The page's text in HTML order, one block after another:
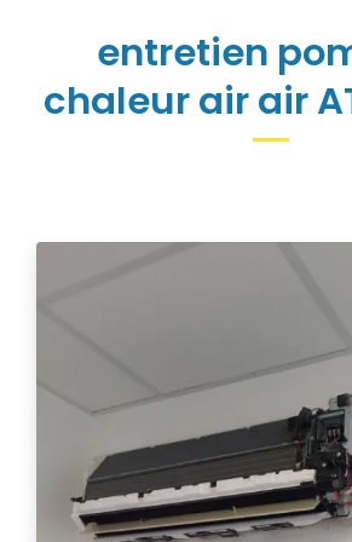
entretien
chaleur air air